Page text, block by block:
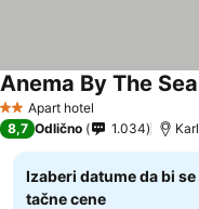
2 Zvezdice
Apart hotel
Anema By The
8,7 Odlično 1.034
Izaberi datume da bi
tačne cene